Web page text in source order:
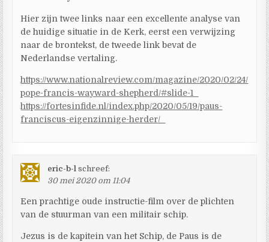
Hier zijn twee links naar een excellente analyse van
de huidige situatie in de Kerk, eerst een verwijzing
naar de brontekst, de tweede link bevat de
Nederlandse vertaling.
https://www.nationalreview.com/magazine/2020/02/24/
pope-francis-wayward-shepherd/#slide-1
https://fortesinfide.nl/index.php/2020/05/19/paus-
franciscus-eigenzinnige-herder/
eric-b-l schreef:
30 mei 2020 om 11:04
Een prachtige oude instructie-film over de plichten
van de stuurman van een militair schip.
Jezus is de kapitein van het Schip, de Paus is de